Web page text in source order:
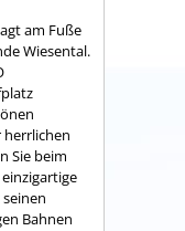
am Fuße
Wiesental.
herrlichen
Sie beim
Bahnen